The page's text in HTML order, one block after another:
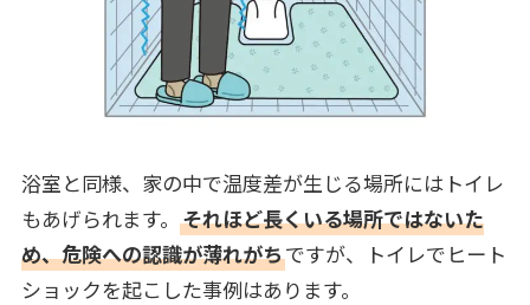
浴室と同様、家の中で温度差が生じる場所にはトイレ
もあげられます。 それほど長くいる場所ではないた
め、危険への認識が薄れがちですが、トイレでヒート
ショックを起こした事例はあります。